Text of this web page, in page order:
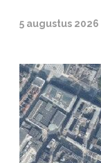
5 augustus 2026